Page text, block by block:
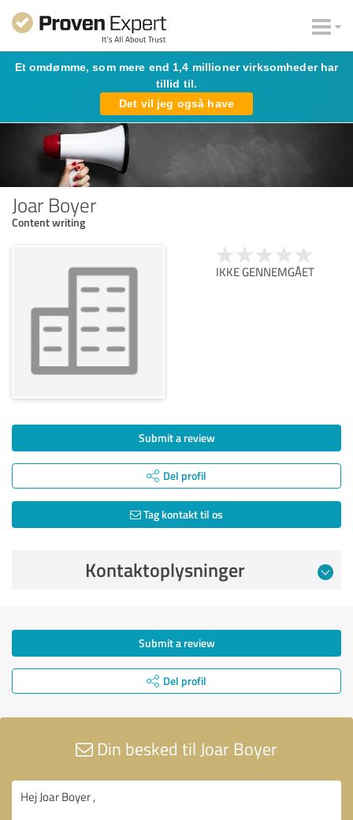
Et omdømme, som mere end 1,4 millioner virksomheder har
tillid til.
Det vil jeg også have
Joar Boyer
Content writing
IKKE GENNEMGÅET
Submit a review
Del profil
Tag kontakt til os
Kontaktoplysninger
Submit a review
Del profil
Din besked til Joar Boyer